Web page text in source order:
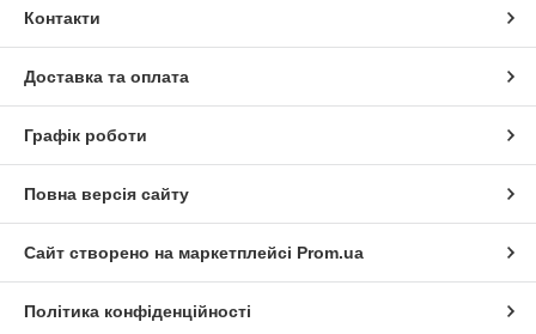
Доступність.
4.
При виявленні браку або дефектів є
можливість обміну або повернення продукції
протягом 14 днів.
Контакти
Доставка та оплата
Графік роботи
Повна версія сайту
Сайт створено на маркетплейсі Prom.ua
Політика конфіденційності